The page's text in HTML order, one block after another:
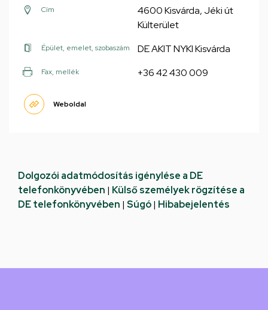
Cím
4600 Kisvárda, Jéki út
Külterület
Épület, emelet, szobaszám DE AKIT NYKI Kisvárda
Fax, mellék +36 42 430 009
Weboldal
Dolgozói adatmódosítás igénylése a DE
telefonkönyvében | Külső személyek rögzítése a
DE telefonkönyvében | Súgó| Hibabejelentés